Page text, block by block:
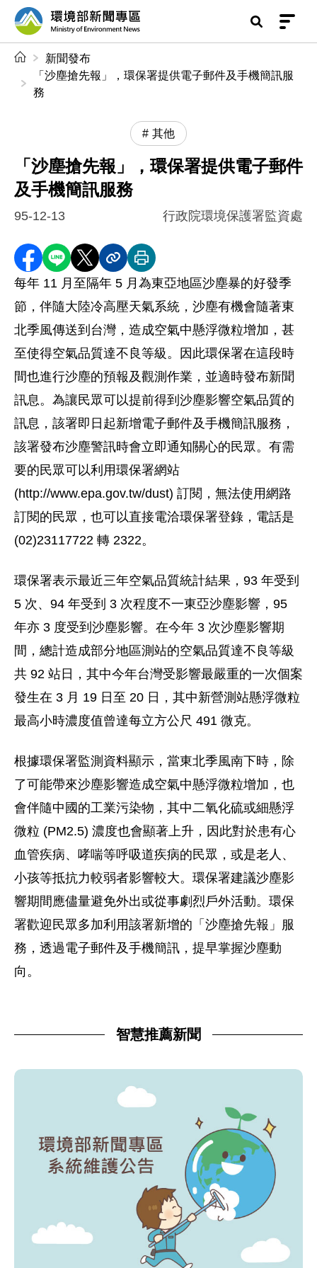
前往中央內容區塊
環境部新聞專區
新聞發布
「沙塵搶先報」，環保署提供電子郵件及手機簡訊服
務
其他
「沙塵搶先報」，環保署提供電子郵件
及手機簡訊服務
95-12-13 行政院環境保護署監資處
分享至 Facebook
分享到 LINE
分享到 X分享內容連結
列印本頁
每年 11 月至隔年 5 月為東亞地區沙塵暴的好發季
節，伴隨大陸冷高壓天氣系統，沙塵有機會隨著東
北季風傳送到台灣，造成空氣中懸浮微粒增加，甚
至使得空氣品質達不良等級。因此環保署在這段時
間也進行沙塵的預報及觀測作業，並適時發布新聞
訊息。為讓民眾可以提前得到沙塵影響空氣品質的
訊息，該署即日起新增電子郵件及手機簡訊服務，
該署發布沙塵警訊時會立即通知關心的民眾。有需
要的民眾可以利用環保署網站
(http://www.epa.gov.tw/dust) 訂閱，無法使用網路
訂閱的民眾，也可以直接電洽環保署登錄，電話是
(02)23117722 轉 2322。
環保署表示最近三年空氣品質統計結果，93 年受到
5 次、94 年受到 3 次程度不一東亞沙塵影響，95
年亦 3 度受到沙塵影響。在今年 3 次沙塵影響期
間，總計造成部分地區測站的空氣品質達不良等級
共 92 站日，其中今年台灣受影響最嚴重的一次個案
發生在 3 月 19 日至 20 日，其中新營測站懸浮微粒
最高小時濃度值曾達每立方公尺 491 微克。
根據環保署監測資料顯示，當東北季風南下時，除
了可能帶來沙塵影響造成空氣中懸浮微粒增加，也
會伴隨中國的工業污染物，其中二氧化硫或細懸浮
微粒 (PM2.5) 濃度也會顯著上升，因此對於患有心
血管疾病、哮喘等呼吸道疾病的民眾，或是老人、
小孩等抵抗力較弱者影響較大。環保署建議沙塵影
響期間應儘量避免外出或從事劇烈戶外活動。環保
署歡迎民眾多加利用該署新增的「沙塵搶先報」服
務，透過電子郵件及手機簡訊，提早掌握沙塵動
向。
智慧推薦新聞